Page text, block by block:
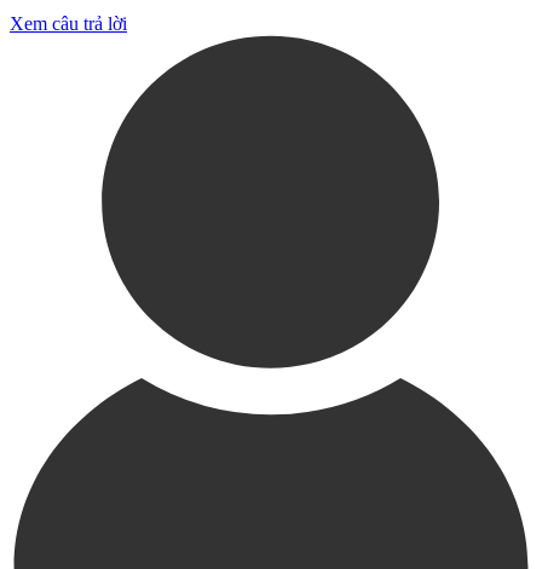
Xem câu trả lời